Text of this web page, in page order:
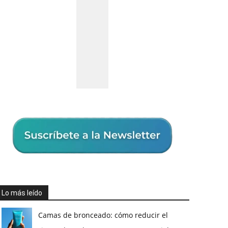
Lo más leído
Camas de bronceado: cómo reducir el